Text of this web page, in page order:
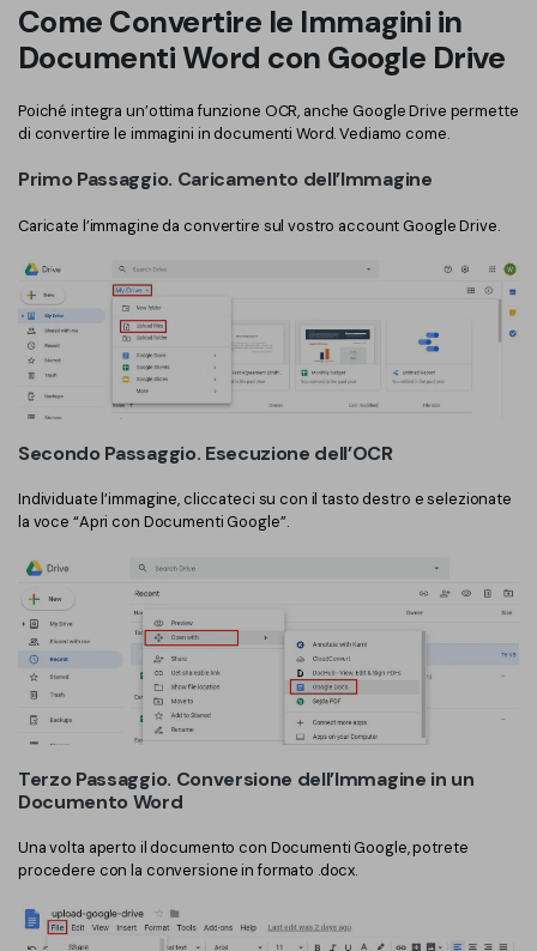
Come Convertire le Immagini in
Documenti Word con Google Drive
Poiché integra un’ottima funzione OCR, anche Google Drive permette
di convertire le immagini in documenti Word. Vediamo come.
Primo Passaggio. Caricamento dell’Immagine
Caricate l’immagine da convertire sul vostro account Google Drive.
Secondo Passaggio. Esecuzione dell’OCR
Individuate l’immagine, cliccateci su con il tasto destro e selezionate
la voce “Apri con Documenti Google”.
Terzo Passaggio. Conversione dell’Immagine in un
Documento Word
Una volta aperto il documento con Documenti Google, potrete
procedere con la conversione in formato .docx.